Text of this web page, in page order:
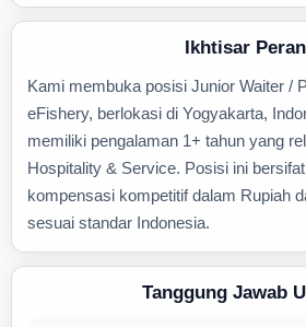
Ikhtisar Peran
Kami membuka posisi Junior Waiter /
eFishery, berlokasi di Yogyakarta,
memiliki pengalaman 1+ tahun yang
Hospitality & Service. Posisi ini
kompensasi kompetitif dalam Rupiah
sesuai standar Indonesia.
Tanggung Jawab